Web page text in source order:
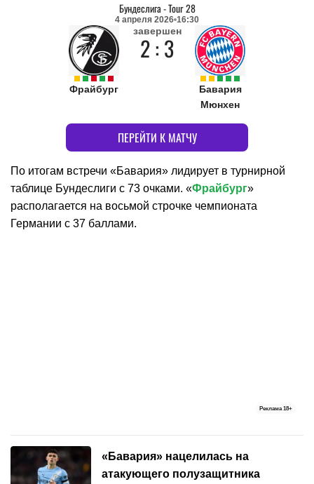
Бундеслига-Tour 28
4 апреля 2026 16:30
Фрайбург
завершен
2 : 3
Бавария
Мюнхен
ПЕРЕЙТИ К МАТЧУ
По итогам встречи «Бавария» лидирует в турнирной
таблице Бундеслиги с 73 очками. «Фрайбург»
располагается на восьмой строчке чемпионата
Германии с 37 баллами.
Реклама 18+
«Бавария» нацелилась на
атакующего полузащитника